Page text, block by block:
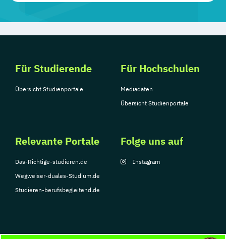
Für Studierende
Übersicht Studienportale
Für Hochschulen
Mediadaten
Übersicht Studienportale
Relevante Portale
Das-Richtige-studieren.de
Wegweiser-duales-Studium.de
Studieren-berufsbegleitend.de
Folge uns auf
Instagram